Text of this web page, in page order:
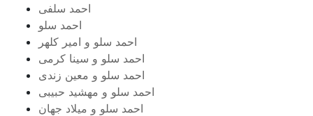
احمد سلفی
احمد سلو
احمد سلو و امیر کلهر
احمد سلو و سینا کرمی
احمد سلو و معین زندی
احمد سلو و مهشید حبیبی
احمد سلو و میلاد جهان